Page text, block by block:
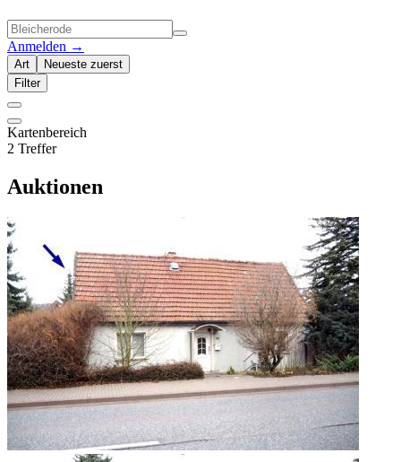
Anmelden →
Art
Neueste zuerst
Filter
Kartenbereich
2 Treffer
Auktionen